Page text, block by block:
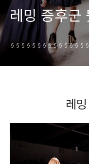
레밍 증후군
레